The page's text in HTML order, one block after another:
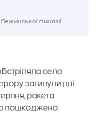
гімназії
село
загинули дві
ракета
пошкоджено